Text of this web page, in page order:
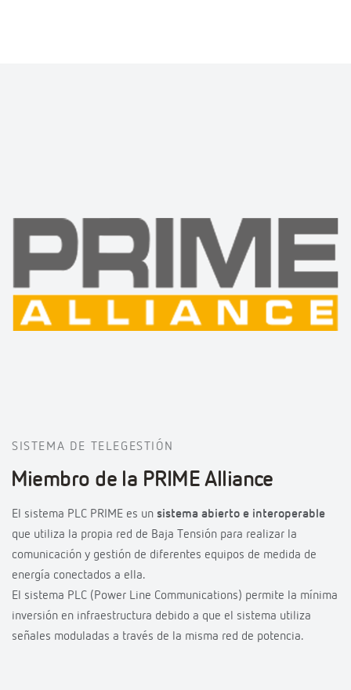
SISTEMA DE TELEGESTIÓN
Miembro de la PRIME Alliance
El sistema PLC PRIME es un sistema abierto e interoperable
que utiliza la propia red de Baja Tensión para realizar la
comunicación y gestión de diferentes equipos de medida de
energía conectados a ella.
El sistema PLC (Power Line Communications) permite la mínima
inversión en infraestructura debido a que el sistema utiliza
señales moduladas a través de la misma red de potencia.